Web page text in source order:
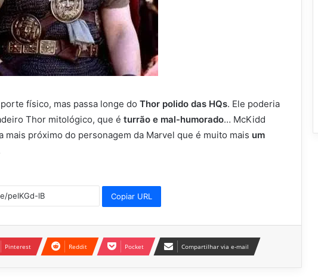
físico, mas passa longe do Thor polido das HQs. Ele poderia
Thor mitológico, que é turrão e mal-humorado… McKidd
mais próximo do personagem da Marvel que é muito mais um
Copiar URL
Pinterest Reddit Pocket Compartilhar via e-mail